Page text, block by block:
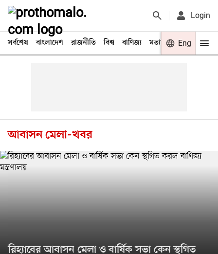
Login
সর্বশেষ বাংলাদেশ রাজনীতি বিশ্ব বাণিজ্য মতামত খেলা
Eng
আবাসন মেলা-খবর
রিহ্যাবের আবাসন মেলা ও বার্ষিক সভা কেন স্থগিত